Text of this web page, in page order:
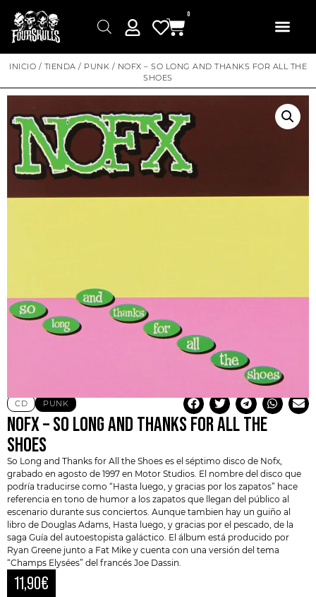
0
INICIO / TIENDA / PUNK / NOFX – SO LONG AND THANKS FOR ALL THE
SHOES
CD PUNK
NOFX – SO LONG AND THANKS FOR ALL THE
SHOES
So Long and Thanks for All the Shoes es el séptimo disco de Nofx
grabado en agosto de 1997 en Motor Studios. El nombre del disco que
podría traducirse como “Hasta luego, y gracias por los zapatos” hace
referencia en tono de humor a los zapatos que llegan del público al
escenario durante sus conciertos. Aunque tambien hay un guiño al
libro de Douglas Adams, Hasta luego, y gracias por el pescado, de la
saga Guía del autoestopista galáctico . El álbum está producido por
Ryan Greene junto a Fat Mike y cuenta con una versión del tema
“Champs Elysées” del francés Joe Dassin.
11,90€